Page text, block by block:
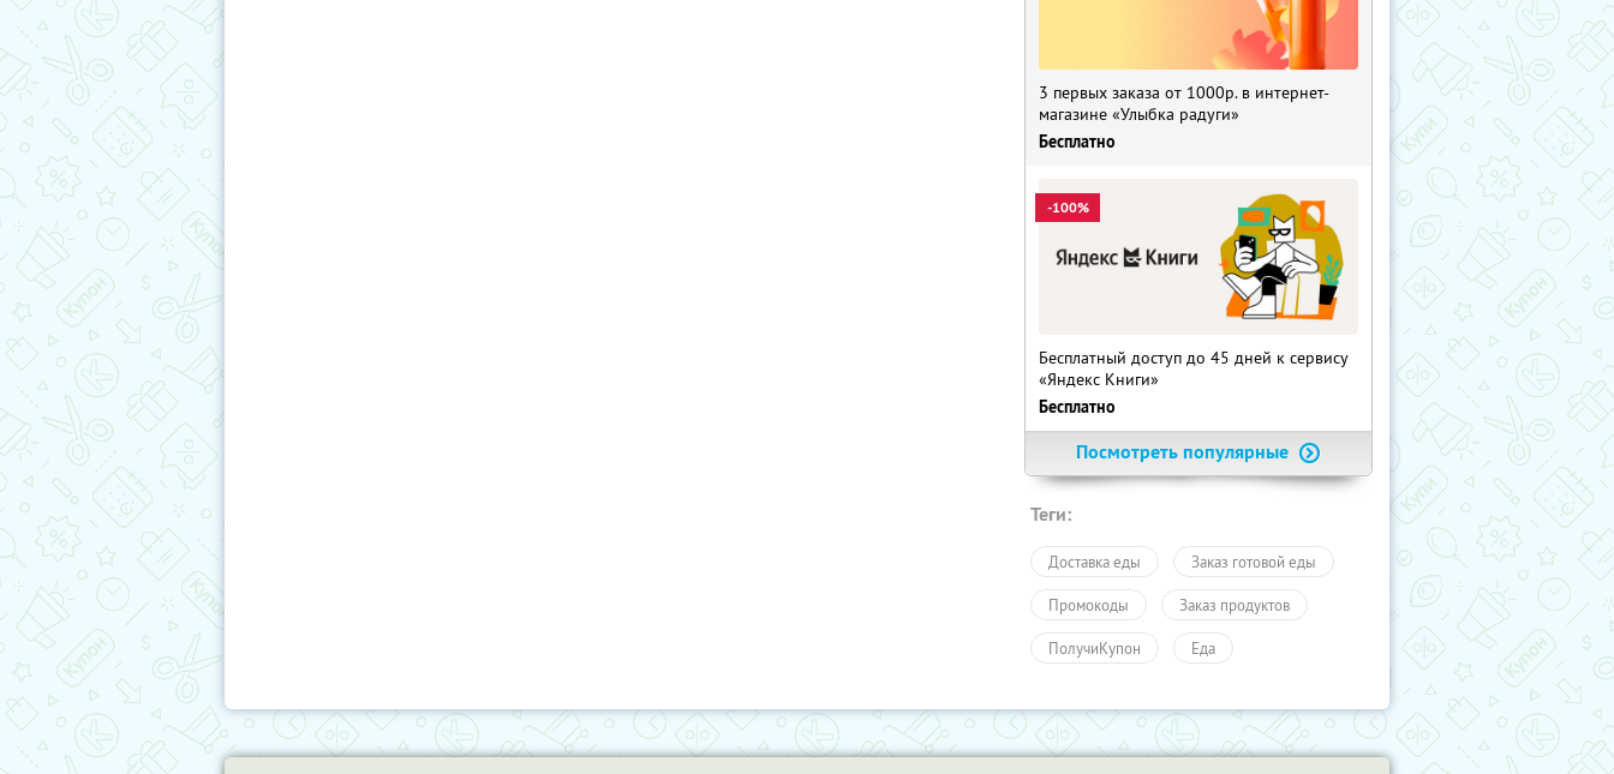
3 первых заказа от 1000р. в интернет-
магазине «Улыбка радуги»
Бесплатно
-100%
Бесплатный доступ до 45 дней к сервису
«Яндекс Книги»
Бесплатно
Посмотреть популярные
Теги:
Доставка еды Заказ готовой еды
Промокоды Заказ продуктов
ПолучиКупон Еда